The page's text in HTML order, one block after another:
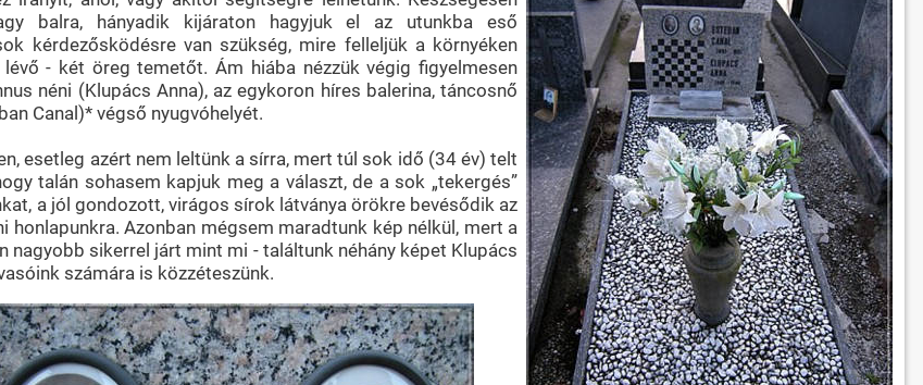
balra, hányadik kijáraton hagyjuk el az utunkba eső
kérdezősködésre van szükség, mire felleljük a környéken
- két öreg temetőt. Ám hiába nézzük végig figyelmesen
néni (Klupács Anna), az egykoron híres balerina, táncosnő
Canal)* végső nyugvóhelyét.
esetleg azért nem leltünk a sírra, mert túl sok idő (34 év) telt
talán sohasem kapjuk meg a választ, de a sok „tekergés”
a jól gondozott, virágos sírok látványa örökre bevésődik az
honlapunkra. Azonban mégsem maradtunk kép nélkül, mert a
nagyobb sikerrel járt mint mi - találtunk néhány képet Klupács
számára is közzéteszünk.